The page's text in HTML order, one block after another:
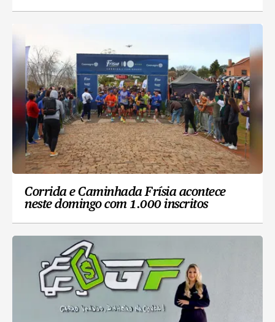
Corrida e Caminhada Frísia acontece
neste domingo com 1.000 inscritos